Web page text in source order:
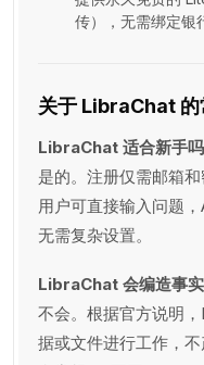
传），无需绑定银
关于 LibraChat 的
LibraChat 适合新手吗
是的。注册仅需邮箱
用户可直接输入问题
无需复杂设置。
LibraChat 会编造事实
不会。根据官方说明
据或文件进行工作，